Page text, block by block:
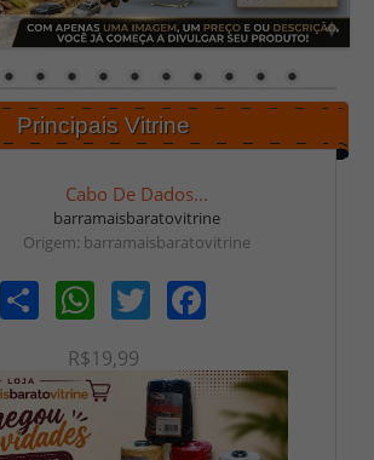
Principais Vitrine
Cabo De Dados...
barramaisbaratovitrine
Origem: barramaisbaratovitrine
Share WhatsAppTwitter Facebook
R$19,99